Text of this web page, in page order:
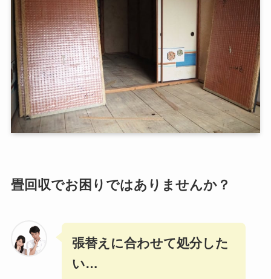
畳回収でお困りではありませんか？
張替えに合わせて処分した
い…